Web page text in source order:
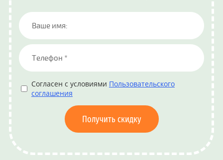
Согласен с условиями Пользовательского
соглашения
Получить скидку